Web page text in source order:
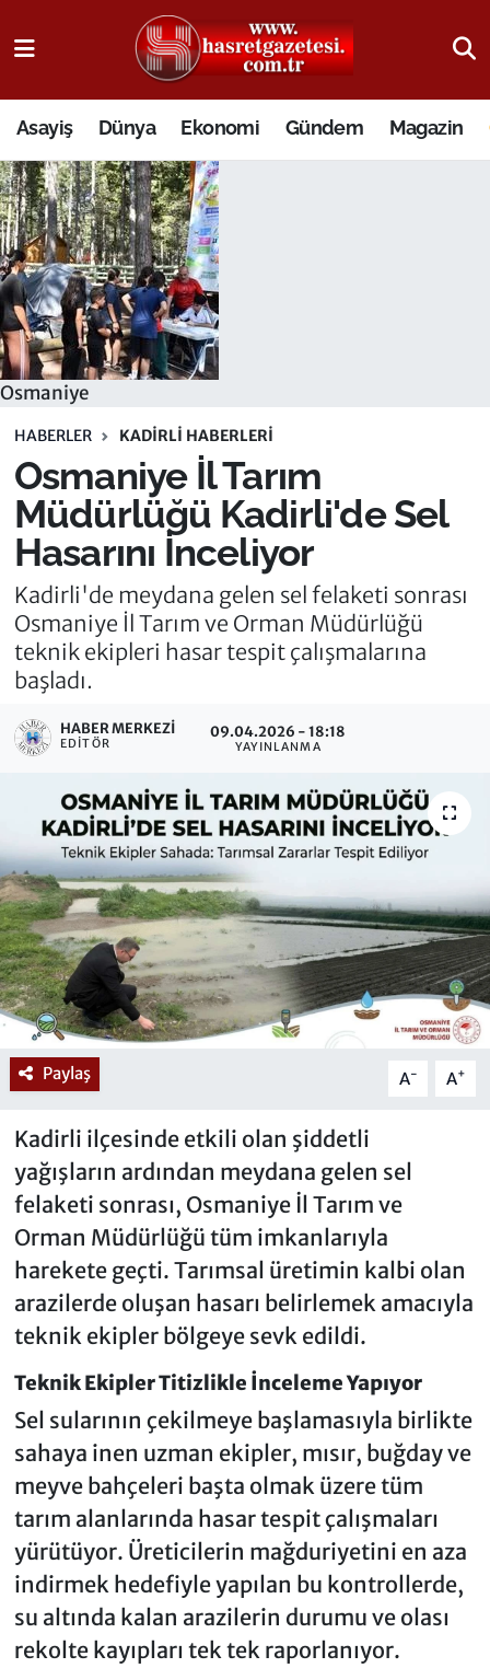
Asayiş Dünya Ekonomi Gündem Magazin
Osmaniye
HABERLER KADIRLI HABERLERI
Osmaniye İl Tarım
Müdürlüğü Kadirli'de Sel
Hasarını İnceliyor
Kadirli'de meydana gelen sel felaketi sonrası
Osmaniye İl Tarım ve Orman Müdürlüğü
teknik ekipleri hasar tespit çalışmalarına
başladı.
HABER MERKEZI
EDITÖR
09.04.2026 - 18:18
YAYINLANMA
Paylaş A- A+
Kadirli ilçesinde etkili olan şiddetli
yağışların ardından meydana gelen sel
felaketi sonrası, Osmaniye İl Tarım ve
Orman Müdürlüğü tüm imkanlarıyla
harekete geçti. Tarımsal üretimin kalbi olan
arazilerde oluşan hasarı belirlemek amacıyla
teknik ekipler bölgeye sevk edildi.
Teknik Ekipler Titizlikle İnceleme Yapıyor
Sel sularının çekilmeye başlamasıyla birlikte
sahaya inen uzman ekipler, mısır, buğday ve
meyve bahçeleri başta olmak üzere tüm
tarım alanlarında hasar tespit çalışmaları
yürütüyor. Üreticilerin mağduriyetini en aza
indirmek hedefiyle yapılan bu kontrollerde,
su altında kalan arazilerin durumu ve olası
rekolte kayıpları tek tek raporlanıyor.
Osmaniye Nöbetçi Eczaneler
Osmaniye Hava Durumu
Osmaniye Trafik Yoğunluk Haritası
Süper Lig Puan Durumu ve Fikstür
Tüm Manşetler
Son Dakika Haberleri